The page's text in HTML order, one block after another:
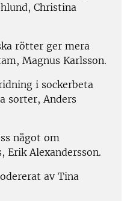
Christina
rötter ger mera
Magnus Karlsson.
i sockerbeta
sorter, Anders
något om
Alexandersson.
av Tina